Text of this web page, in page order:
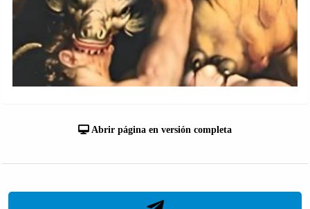
Abrir página en versión completa